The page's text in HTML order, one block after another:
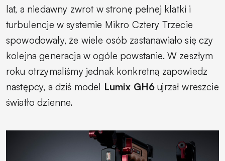
lat, a niedawny zwrot w stronę pełnej klatki i
turbulencje w systemie Mikro Cztery Trzecie
spowodowały, że wiele osób zastanawiało się czy
kolejna generacja w ogóle powstanie. W zeszłym
roku otrzymaliśmy jednak konkretną zapowiedz
następcy, a dziś model Lumix GH6 ujrzał wreszcie
światło dzienne.